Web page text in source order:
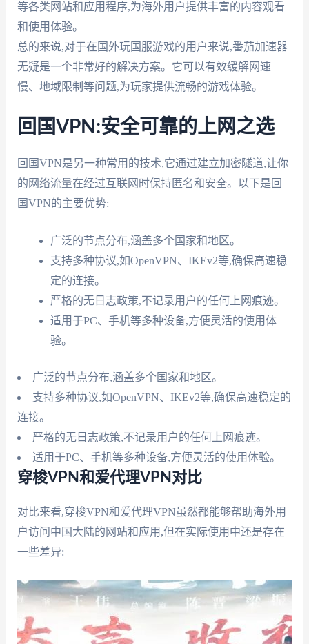
等各类网站和应用程序,为海外用户提供丰富的内容观看
和使用体验。
总的来说,对于在国外玩国服游戏的用户来说,番茄加速器
无疑是一个非常好的解决方案。它可以有效缓解网速
慢、地域限制等问题,为玩家提供流畅的游戏体验。
回国VPN:安全可靠的上网之选
回国VPN是另一种常用的技术,它通过建立加密隧道,让你
的网络流量在经过互联网时保持匿名和安全。以下是回
国VPN的主要优势:
广泛的节点分布,涵盖多个国家和地区。
支持多种协议,如OpenVPN、IKEv2等,确保高速稳
定的连接。
严格的无日志政策,不记录用户的任何上网痕迹。
适用于PC、手机等多种设备,方便灵活的使用体
验。
广泛的节点分布,涵盖多个国家和地区。
支持多种协议,如OpenVPN、IKEv2等,确保高速稳定的
连接。
严格的无日志政策,不记录用户的任何上网痕迹。
适用于PC、手机等多种设备,方便灵活的使用体验。
穿梭VPN和爱代理VPN对比
对比来看,穿梭VPN和爱代理VPN虽然都能够帮助海外用
户访问中国大陆的网站和应用,但在实际使用中还是存在
一些差异: